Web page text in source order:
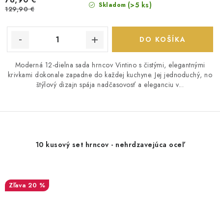
Skladom (>5 ks)
129,90 €
DO KOŠÍKA
Moderná 12-dielna sada hrncov Vintino s čistými, elegantnými
krivkami dokonale zapadne do každej kuchyne. Jej jednoduchý, no
štýlový dizajn spája nadčasovosť a eleganciu v...
10 kusový set hrncov - nehrdzavejúca oceľ
20 %